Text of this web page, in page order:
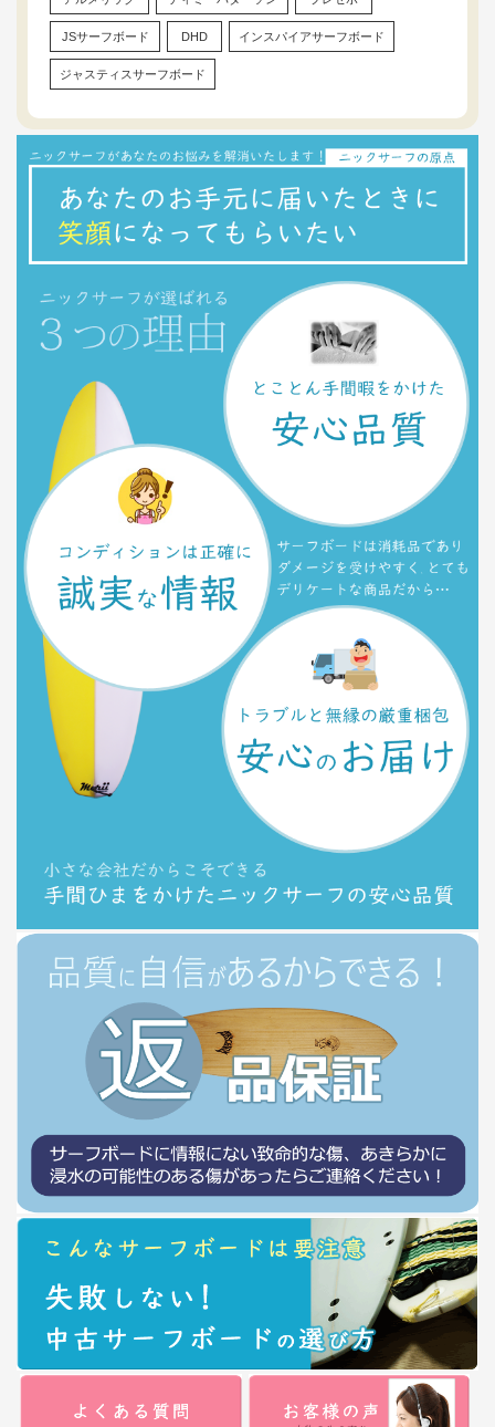
JSサーフボード DHD インスパイアサーフボード
ジャスティスサーフボード